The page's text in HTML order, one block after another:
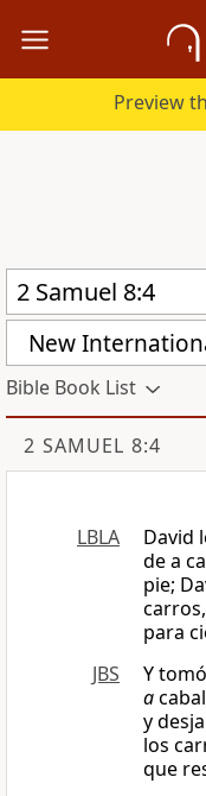
Preview
New
Bible Book List
2 SAMUEL 8:4
LBLA
David
de a
pie;
para
JBS
Y
a
y
los
que